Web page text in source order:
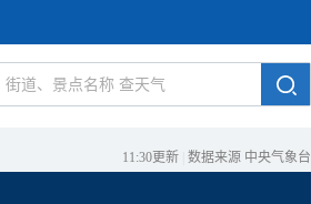
11:30更新 数据来源 中央气象台